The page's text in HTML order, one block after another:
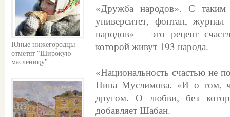
Юные нижегородцы
отметят "Широкую
масленицу"
«Дружба народов». С таким
университет, фонтан,
народов» – это рецепт
которой живут 193 народа.
«Национальность счастью не
Нина Муслимова. «И о том,
другом. О любви, без
добавляет Шабан.